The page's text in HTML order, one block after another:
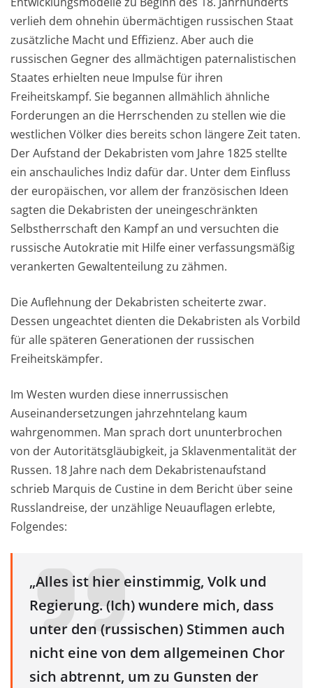
verlieh dem ohnehin übermächtigen russischen Staat
zusätzliche Macht und Effizienz. Aber auch die
russischen Gegner des allmächtigen paternalistischen
Staates erhielten neue Impulse für ihren
Freiheitskampf. Sie begannen allmählich ähnliche
Forderungen an die Herrschenden zu stellen wie die
westlichen Völker dies bereits schon längere Zeittaten.
Der Aufstand der Dekabristen vom Jahre 1825 stellte
ein anschauliches Indiz dafür dar. Unter dem Einfluss
der europäischen, vor allem der französischen Ideen
sagten die Dekabristen der uneingeschränkten
Selbstherrschaft den Kampf an und versuchten die
russische Autokratie mit Hilfe einer verfassungsmäßig
verankerten Gewaltenteilung zu zähmen.
Die Auflehnung der Dekabristen scheiterte zwar.
Dessen ungeachtet dienten die Dekabristen als Vorbild
für alle späteren Generationen der russischen
Freiheitskämpfer.
Im Westen wurden diese innerrussischen
Auseinandersetzungen jahrzehntelang kaum
wahrgenommen. Man sprach dort ununterbrochen
von der Autoritätsgläubigkeit, ja Sklavenmentalität der
Russen. 18 Jahre nach dem Dekabristenaufstand
schrieb Marquis de Custine in dem Bericht über seine
Russlandreise, der unzählige Neuauflagen erlebte,
Folgendes:
„Alles ist hier einstimmig, Volk und
Regierung. (Ich) wundere mich, dass
unter den (russischen) Stimmen auch
nicht eine von dem allgemeinen Chor
sich abtrennt, um zu Gunsten der